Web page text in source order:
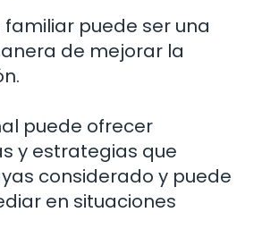
familiar puede ser una
de mejorar la
puede ofrecer
y estrategias que
considerado y puede
en situaciones